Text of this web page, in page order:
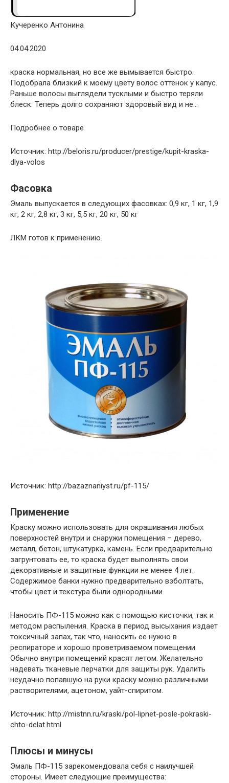
Кучеренко Антонина
04.04.2020
краска нормальная, но все же вымывается быстро.
Подобрала близкий к моему цвету волос оттенок у капус.
Раньше волосы выглядели тусклыми и быстро теряли
блеск. Теперь долго сохраняют здоровый вид и не…
Подробнее о товаре
Источник: http://beloris.ru/producer/prestige/kupit-kraska-
dlya-volos
Фасовка
Эмаль выпускается в следующих фасовках: 0,9 кг, 1 кг, 1,9
кг, 2 кг, 2,8 кг, 3 кг, 5,5 кг, 20 кг, 50 кг
ЛКМ готов к применению.
Источник: http://bazaznaniyst.ru/pf-115/
Применение
Краску можно использовать для окрашивания любых
поверхностей внутри и снаружи помещения – дерево,
металл, бетон, штукатурка, камень. Если предварительно
загрунтовать ее, то краска будет выполнять свои
декоративные и защитные функции не менее 4 лет.
Содержимое банки нужно предварительно взболтать,
чтобы цвет и текстура были однородными.
Наносить ПФ-115 можно как с помощью кисточки, так и
методом распыления. Краска в период высыхания издает
токсичный запах, так что, наносить ее нужно в
респираторе и хорошо проветриваемом помещении.
Обычно внутри помещений красят летом. Желательно
надевать тканевые перчатки для защиты рук. Удалить
неудачно попавшую на руки краску можно различными
растворителями, ацетоном, уайт-спиритом.
Источник: http://mistnn.ru/kraski/pol-lipnet-posle-pokraski-
chto-delat.html
Плюсы и минусы
Эмаль ПФ-115 зарекомендовала себя с наилучшей
стороны. Имеет следующие преимущества: